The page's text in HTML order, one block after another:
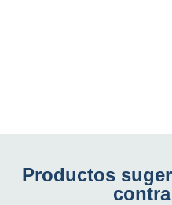
Productos